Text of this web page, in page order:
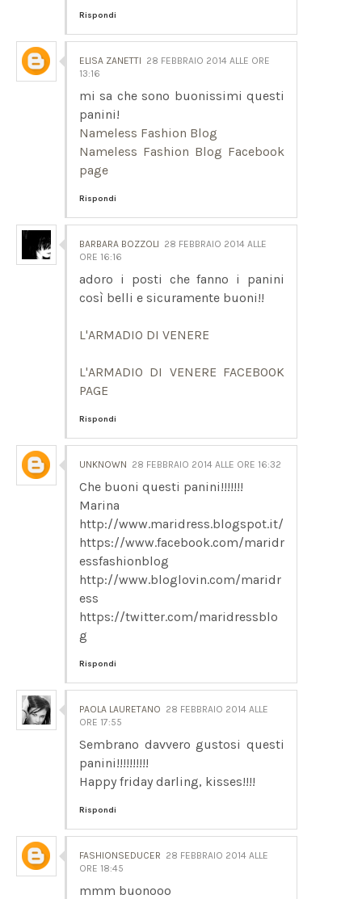
Rispondi
ELISA ZANETTI 28 FEBBRAIO 2014 ALLE ORE
13:16
mi sa che sono buonissimi questi
panini!
Nameless Fashion Blog
Nameless Fashion Blog Facebook
page
Rispondi
BARBARA BOZZOLI 28 FEBBRAIO 2014 ALLE
ORE 16:16
adoro i posti che fanno i panini
così belli e sicuramente buoni!!
L'ARMADIO DI VENERE
L'ARMADIO DI VENERE FACEBOOK
PAGE
Rispondi
UNKNOWN 28 FEBBRAIO 2014 ALLE ORE 16:32
Che buoni questi panini!!!!!!!
Marina
http://www.maridress.blogspot.it/
https://www.facebook.com/maridr
essfashionblog
http://www.bloglovin.com/maridr
ess
https://twitter.com/maridressblo
g
Rispondi
PAOLA LAURETANO 28 FEBBRAIO 2014 ALLE
ORE 17:55
Sembrano davvero gustosi questi
panini!!!!!!!!!!
Happy friday darling, kisses!!!!
Rispondi
FASHIONSEDUCER 28 FEBBRAIO 2014 ALLE
ORE 18:45
mmm buonooo